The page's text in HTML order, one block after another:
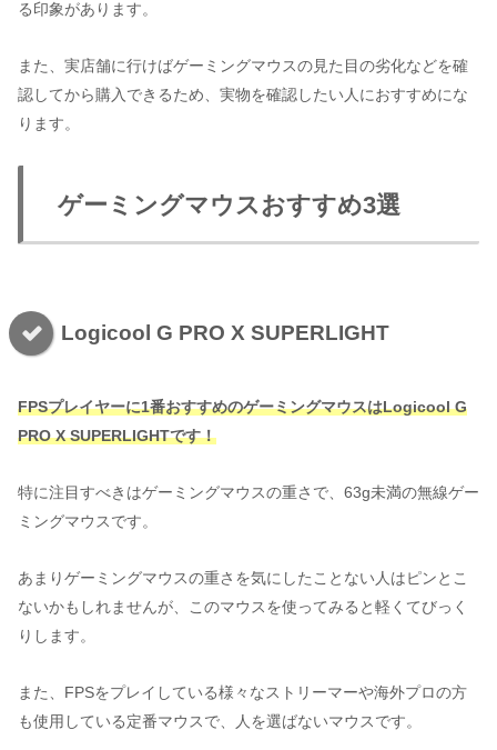
る印象があります。
また、実店舗に行けばゲーミングマウスの見た目の劣化などを確
認してから購入できるため、実物を確認したい人におすすめにな
ります。
ゲーミングマウスおすすめ3選
Logicool G PRO X SUPERLIGHT
FPSプレイヤーに1番おすすめのゲーミングマウスはLogicool G
PRO X SUPERLIGHTです！
特に注目すべきはゲーミングマウスの重さで、63g未満の無線ゲー
ミングマウスです。
あまりゲーミングマウスの重さを気にしたことない人はピンとこ
ないかもしれませんが、このマウスを使ってみると軽くてびっく
りします。
また、FPSをプレイしている様々なストリーマーや海外プロの方
も使用している定番マウスで、人を選ばないマウスです。